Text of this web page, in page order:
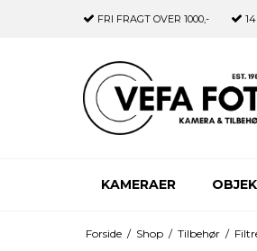
FRI FRAGT OVER 1000,-
KAMERAER
Forside / Shop / Tilbehør /